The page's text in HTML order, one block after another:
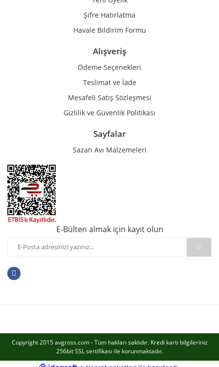
Gönder
Şifre Hatırlatma
Havale Bildirim Formu
Alışveriş
Ödeme Seçenekleri
Teslimat ve İade
Mesafeli Satış Sözleşmesi
Gizlilik ve Güvenlik Politikası
Sayfalar
Sazan Avı Malzemeleri
E-Bülten almak için kayıt olun
Copyright 2015 avgross.com - Tüm hakları saklıdır. Kredi kartı bilgileriniz
256bit SSL sertifikası ile korunmaktadır.